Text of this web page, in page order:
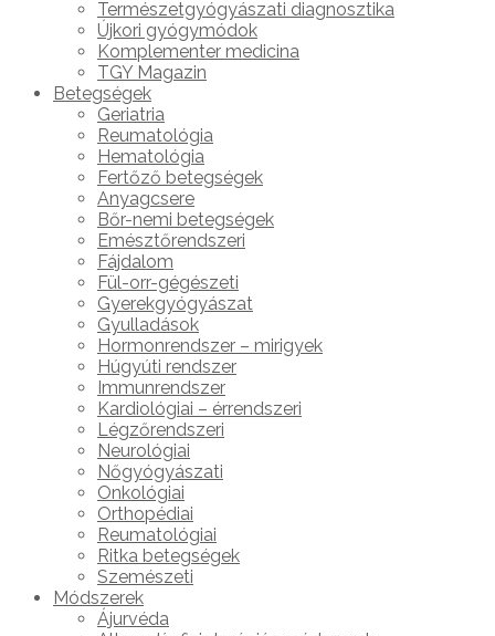
Természetgyógyászati diagnosztika
Újkori gyógymódok
Komplementer medicina
TGY Magazin
Betegségek
Geriatria
Reumatológia
Hematológia
Fertőző betegségek
Anyagcsere
Bőr-nemi betegségek
Emésztőrendszeri
Fájdalom
Fül-orr-gégészeti
Gyerekgyógyászat
Gyulladások
Hormonrendszer – mirigyek
Húgyúti rendszer
Immunrendszer
Kardiológiai – érrendszeri
Légzőrendszeri
Neurológiai
Nőgyógyászati
Onkológiai
Orthopédiai
Reumatológiai
Ritka betegségek
Szemészeti
Módszerek
Ájurvéda